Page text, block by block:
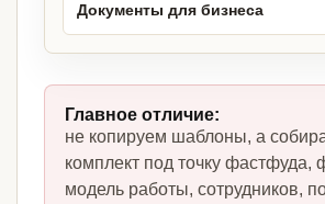
Документы для бизнеса
Главное отличие:
не копируем шаблоны, а
комплект под точку фастфуда,
модель работы, сотрудников,